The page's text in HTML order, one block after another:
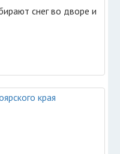
снег во дворе и